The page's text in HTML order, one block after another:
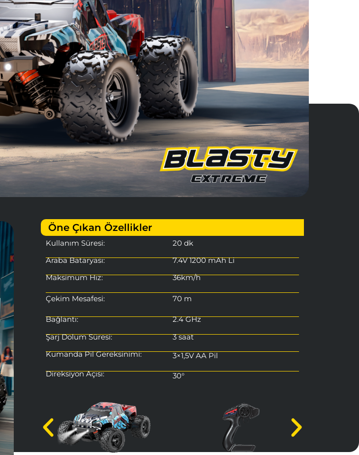
Öne Çıkan Özellikler
Kullanım Süresi:
20 dk
Araba Bataryası:
7.4V 1200 mAh Li
Maksimum Hız:
36km/h
Çekim Mesafesi: 70 m
Bağlantı:
2.4 GHz
Şarj Dolum Süresi:
3 saat
Kumanda Pil Gereksinimi:
3×1,5V AA Pil
Direksiyon Açısı:
30°
Motor Üzeri Soğutucu
Alüminyum:
Ürün Boyutu: 25 X 18,8 x 11 cm